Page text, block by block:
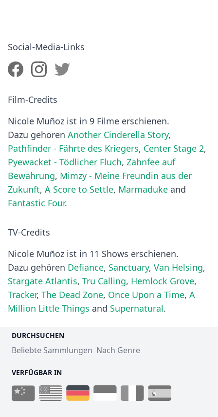
Social-Media-Links
Film-Credits
Nicole Muñoz ist in 9 Filme erschienen.
Dazu gehören Another Cinderella Story,
Pathfinder - Fährte des Kriegers, Center Stage 2,
Pyewacket - Tödlicher Fluch, Zahnfee auf
Bewährung, Mimzy - Meine Freundin aus der
Zukunft, A Score to Settle, Marmaduke and
Fantastic Four.
TV-Credits
Nicole Muñoz ist in 11 Shows erschienen.
Dazu gehören Defiance, Sanctuary, Van Helsing,
Stargate Atlantis, Tru Calling, Hemlock Grove,
Tracker, The Dead Zone, Once Upon a Time, A
Million Little Things and Supernatural.
DURCHSUCHEN
Beliebte Sammlungen Nach Genre
VERFÜGBAR IN